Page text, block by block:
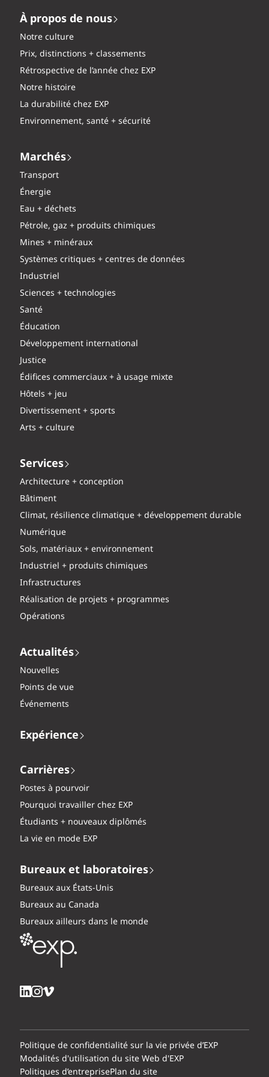
À propos de nous
Notre culture
Prix, distinctions + classements
Rétrospective de l’année chez EXP
Notre histoire
La durabilité chez EXP
Environnement, santé + sécurité
Marchés
Transport
Énergie
Eau + déchets
Pétrole, gaz + produits chimiques
Mines + minéraux
Systèmes critiques + centres de données
Industriel
Sciences + technologies
Santé
Éducation
Développement international
Justice
Édifices commerciaux + à usage mixte
Hôtels + jeu
Divertissement + sports
Arts + culture
Services
Architecture + conception
Bâtiment
Climat, résilience climatique + développement durable
Numérique
Sols, matériaux + environnement
Industriel + produits chimiques
Infrastructures
Réalisation de projets + programmes
Opérations
Actualités
Nouvelles
Points de vue
Événements
Expérience
Carrières
Postes à pourvoir
Pourquoi travailler chez EXP
Étudiants + nouveaux diplômés
La vie en mode EXP
Bureaux et laboratoires
Bureaux aux États-Unis
Bureaux au Canada
Bureaux ailleurs dans le monde
Politique de confidentialité sur la vie privée d’EXP
Modalités d'utilisation du site Web d'EXP
Politiques d’entreprisePlan du site